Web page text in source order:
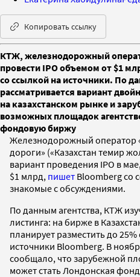
Копировать ссылку
КТЖ, железнодорожный
провести IPO объемом от $1
со ссылкой на источники. По
рассматривается вариант
на казахстанском рынке и
возможных площадок
фондовую биржу
Железнодорожный оператор
дороги» («Казахстан темир
вариант проведения IPO в
$1 млрд, пишет Bloomberg со
знакомые с обсуждениями.
По данным агентства, КТЖ
листинга: на бирже в
планирует разместить до
источники Bloomberg. В
сообщало, что зарубежной
может стать Лондонская